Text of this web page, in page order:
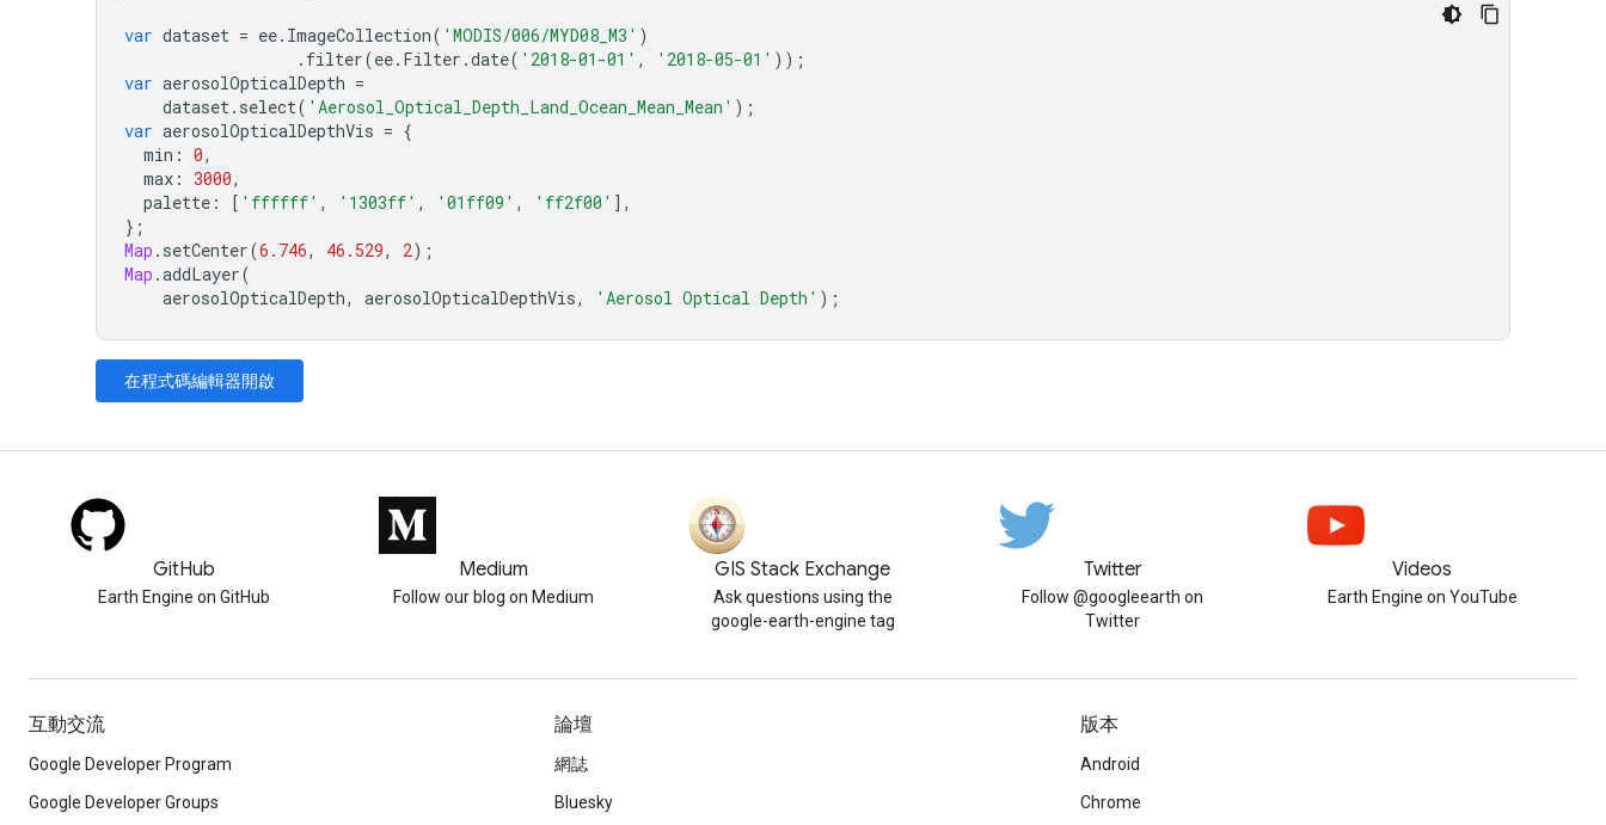
var dataset = ee. ImageCollection( 'MODIS/006/MYD08_M3' )
. filter(ee. Filter .date( '2018-01-01' , '2018-05-01' ));
var aerosolOpticalDepth =
dataset. select( 'Aerosol_Optical_Depth_Land_Ocean_Mean_Mean' );
var aerosolOpticalDepthVis = {
min : 0,
max : 3000,
palette : [ 'ffffff' , '1303ff' , '01ff09' , 'ff2f00' ],
};
Map . setCenter(6.746, 46.529, 2);
Map .addLayer(
aerosolOpticalDepth, aerosolOpticalDepthVis, 'Aerosol Optical Depth' );
在程式碼編輯器開啟
GitHub
Earth Engine on GitHub
Medium
Follow our blog on Medium
GIS Stack Exchange
Ask questions using the
google-earth-engine tag
Twitter
Follow @googleearth on
Twitter
Videos
Earth Engine on YouTube
互動交流
Google Developer Program
Google Developer Groups
論壇
網誌
Bluesky
版本
Android
Chrome